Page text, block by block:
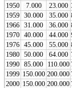
1950 7.000 23.000
1959 30.000 35.000
1966 31.000 36.000
1970 40.000 44.000
1976 45.000 55.000
1980 50.000 64.000
1990 85.000 110.000
1999 150.000 200.000
2000 150.000 200.000